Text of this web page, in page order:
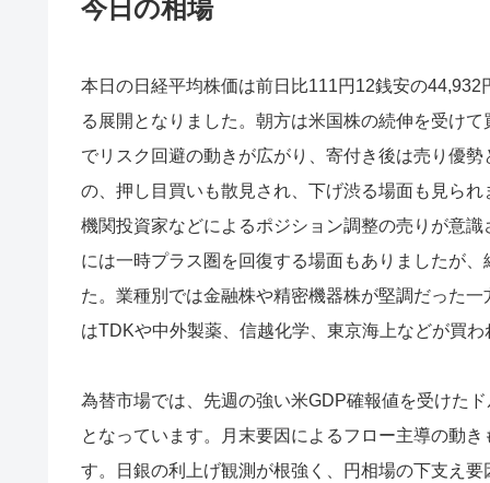
今日の相場
本日の日経平均株価は前日比111円12銭安の
る展開となりました。朝方は米国株の続伸を受け
でリスク回避の動きが広がり、寄付き後は売り優
の、押し目買いも散見され、下げ渋る場面も見ら
機関投資家などによるポジション調整の売りが意
には一時プラス圏を回復する場面もありましたが
た。業種別では金融株や精密機器株が堅調だった
はTDKや中外製薬、信越化学、東京海上などが買
為替市場では、先週の強い米GDP確報値を受けた
となっています。月末要因によるフロー主導の動
す。日銀の利上げ観測が根強く、円相場の下支え